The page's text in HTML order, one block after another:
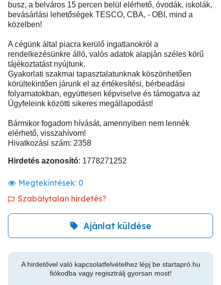
busz, a belváros 15 percen belül elérhető, óvodák, iskolák,
bevásárlási lehetőségek TESCO, CBA, - OBI, mind a
közelben!
A cégünk által piacra kerülő ingatlanokról a
rendelkezésünkre álló, valós adatok alapján széles körű
tájékoztatást nyújtunk.
Gyakorlati szakmai tapasztalatunknak köszönhetően
körültekintően járunk el az értékesítési, bérbeadási
folyamatokban, együttesen képviselve és támogatva az
Ügyfeleink közötti sikeres megállapodást!
Bármikor fogadom hívását, amennyiben nem lennék
elérhető, visszahívom!
Hivatkozási szám: 2358
Hirdetés azonosító: 1778271252
Megtekintések: 0
Szabálytalan hirdetés?
Ajánlat küldése
A hirdetővel való kapcsolatfelvételhez lépj be startapró.hu
fiókodba vagy regisztrálj gyorsan most!